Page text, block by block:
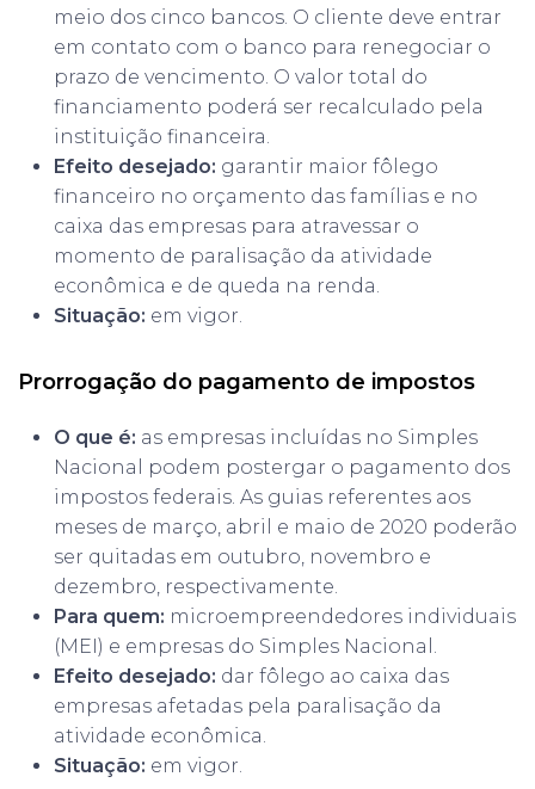
meio dos cinco bancos. O cliente deve entrar
em contato com o banco para renegociar o
prazo de vencimento. O valor total do
financiamento poderá ser recalculado pela
instituição financeira.
Efeito desejado: garantir maior fôlego
financeiro no orçamento das famílias e no
caixa das empresas para atravessar o
momento de paralisação da atividade
econômica e de queda na renda.
Situação: em vigor.
Prorrogação do pagamento de impostos
O que é: as empresas incluídas no Simples
Nacional podem postergar o pagamento dos
impostos federais. As guias referentes aos
meses de março, abril e maio de 2020 poderão
ser quitadas em outubro, novembro e
dezembro, respectivamente.
Para quem: microempreendedores individuais
(MEI) e empresas do Simples Nacional.
Efeito desejado: dar fôlego ao caixa das
empresas afetadas pela paralisação da
atividade econômica.
Situação: em vigor.